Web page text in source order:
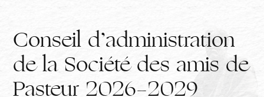
Conseil d’administration
de la Société des amis de
Pasteur 2026-2029